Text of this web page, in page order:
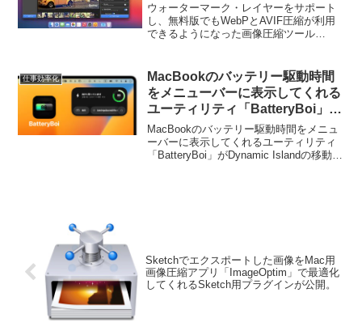
った画像圧縮ツール「Squash
v3.3 for macOS」がリリース。
ウォーターマーク・レイヤーをサポート
し、無料版でもWebPとAVIF圧縮が利用
できるようになった画像圧縮ツール
仕事効率化
MacBookのバッテリー駆動時間
をメニューバーに表示してくれる
ユーティリティ「BatteryBoi」が
Dynamic Islandの移動とサウン
ドに対応し、日本語にローカライ
ズ。
MacBookのバッテリー駆動時間をメニュ
ーバーに表示してくれるユーティリティ
「BatteryBoi」がDynamic Islandの移動と
Sketchでエクスポートした画像をMac用
画像圧縮アプリ「ImageOptim」で最適化
してくれるSketch用プラグインが公開。